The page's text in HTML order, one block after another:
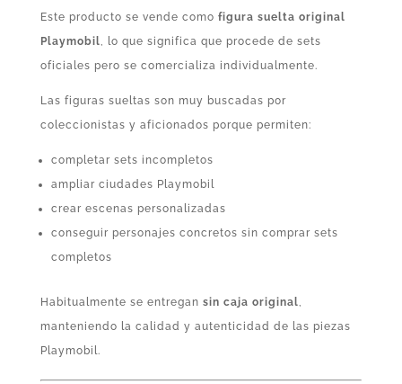
Este producto se vende como figura suelta original
Playmobil, lo que significa que procede de sets
oficiales pero se comercializa individualmente.
Las figuras sueltas son muy buscadas por
coleccionistas y aficionados porque permiten:
completar sets incompletos
ampliar ciudades Playmobil
crear escenas personalizadas
conseguir personajes concretos sin comprar sets
completos
Habitualmente se entregan sin caja original,
manteniendo la calidad y autenticidad de las piezas
Playmobil.